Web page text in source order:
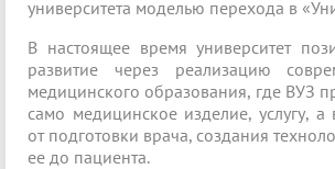
университета моделью перехода в
В настоящее время университет
развитие через реализацию
медицинского образования, где ВУЗ
само медицинское изделие, услугу,
от подготовки врача, создания
ее до пациента.